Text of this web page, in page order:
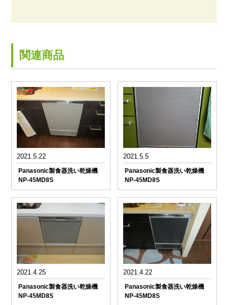
関連商品
2021.5.22
Panasonic製食器洗い乾燥機
NP-45MD8S
2021.5.5
Panasonic製食器洗い乾燥機
NP-45MD8S
2021.4.25
Panasonic製食器洗い乾燥機
NP-45MD8S
2021.4.22
Panasonic製食器洗い乾燥機
NP-45MD8S